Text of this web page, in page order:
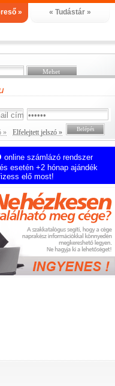
» « Tudástár »
» Elfelejtett jelszó »
online számlázó rendszer
esetén +2 hónap ajándék
elő most!